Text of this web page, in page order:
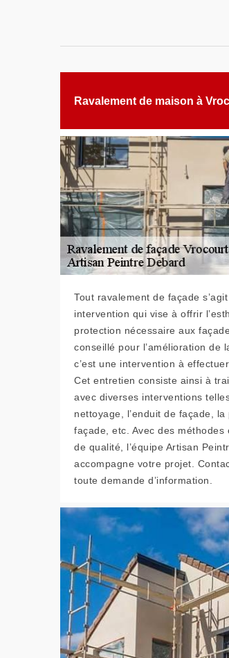
Ravalement de maison à
Tout ravalement de façade s’agit
intervention qui vise à offrir
protection nécessaire aux
conseillé pour l’amélioration de
c’est une intervention à
Cet entretien consiste ainsi à
avec diverses interventions
nettoyage, l’enduit de façade, la
façade, etc. Avec des méthodes
de qualité, l’équipe Artisan
accompagne votre projet.
toute demande d’information.